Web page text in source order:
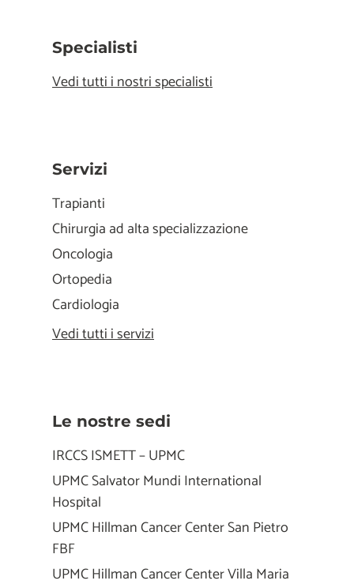
Specialisti
Vedi tutti i nostri specialisti
Servizi
Trapianti
Chirurgia ad alta specializzazione
Oncologia
Ortopedia
Cardiologia
Vedi tutti i servizi
Le nostre sedi
IRCCS ISMETT – UPMC
UPMC Salvator Mundi International
Hospital
UPMC Hillman Cancer Center San Pietro
FBF
UPMC Hillman Cancer Center Villa Maria